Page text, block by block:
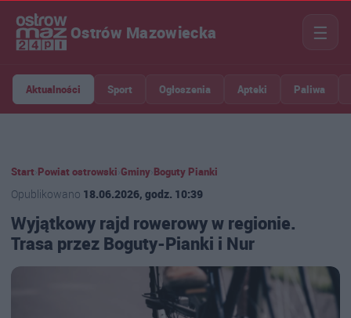
Ostrów Mazowiecka ☰
Aktualności Sport Ogłoszenia Apteki Paliwa
Start Powiat ostrowski Gminy Boguty Pianki
Opublikowano 18.06.2026, godz. 10:39
Wyjątkowy rajd rowerowy w regionie.
Trasa przez Boguty-Pianki i Nur